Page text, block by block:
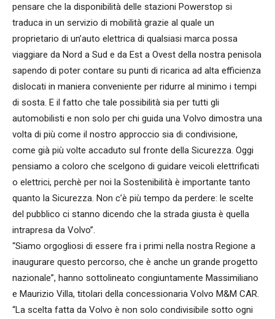
pensare che la disponibilità delle stazioni Powerstop si
traduca in un servizio di mobilità grazie al quale un
proprietario di un’auto elettrica di qualsiasi marca possa
viaggiare da Nord a Sud e da Est a Ovest della nostra penisola
sapendo di poter contare su punti di ricarica ad alta efficienza
dislocati in maniera conveniente per ridurre al minimo i tempi
di sosta. E il fatto che tale possibilità sia per tutti gli
automobilisti e non solo per chi guida una Volvo dimostra una
volta di più come il nostro approccio sia di condivisione,
come già più volte accaduto sul fronte della Sicurezza. Oggi
pensiamo a coloro che scelgono di guidare veicoli elettrificati
o elettrici, perchè per noi la Sostenibilità è importante tanto
quanto la Sicurezza. Non c’è più tempo da perdere: le scelte
del pubblico ci stanno dicendo che la strada giusta è quella
intrapresa da Volvo”.
“Siamo orgogliosi di essere fra i primi nella nostra Regione a
inaugurare questo percorso, che è anche un grande progetto
nazionale”, hanno sottolineato congiuntamente Massimiliano
e Maurizio Villa, titolari della concessionaria Volvo M&M CAR.
“La scelta fatta da Volvo è non solo condivisibile sotto ogni